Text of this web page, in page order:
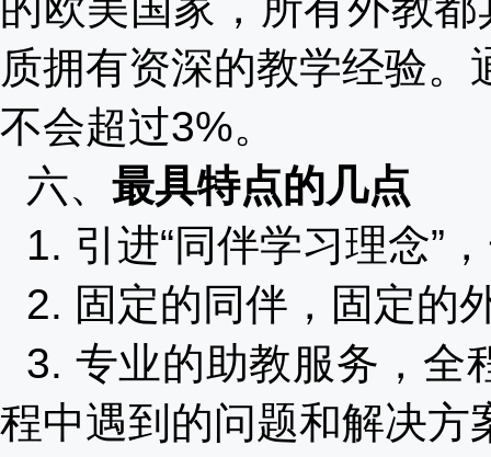
质拥有资深的教学经验
不会超过3%。
六、 最具特点的几点
1. 引进“同伴学习理念”
2. 固定的同伴，固定的
3. 专业的助教服务，全
程中遇到的问题和解决方